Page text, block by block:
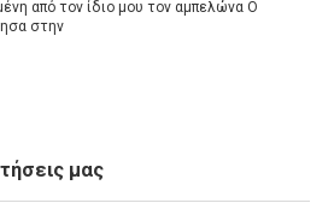
από τον ίδιο μου τον αμπελώνα Ο
στην
μας